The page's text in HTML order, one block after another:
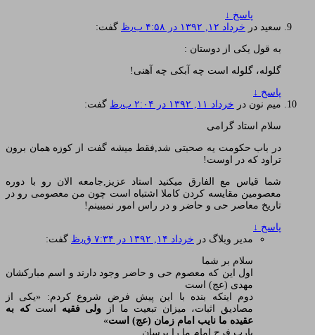
پاسخ ↓
سعید در خرداد ۱۲, ۱۳۹۲ در ۴:۵۸ ب٫ظ گفت:
به قول یکی از دوستان :
گلوله، گلوله است چه آبکی چه آهنی!
پاسخ ↓
میم نون در خرداد ۱۱, ۱۳۹۲ در ۲:۰۴ ب٫ظ گفت:
سلام استاد گرامی
در باب حکومت یه صحبتی شد,فقط میشه گفت از کوزه همان برون
تراود که در اوست!
شما قیاس مع الفارق میکنید استاد عزیز,جامعه الان رو با دوره
معصومین مقایسه کردن کاملا اشتباه است چون من معصومی رو در
تاریخ معاصر حی و حاضر و در راس امور نمیبینم!
پاسخ ↓
مدیر وبلاگ در خرداد ۱۴, ۱۳۹۲ در ۷:۳۴ ق٫ظ گفت:
سلام بر شما
اول این که معصوم حی و حاضر وجود دارند و اسم مبارکشان
مهدی (عج) است
دوم اینکه بنده با این پیش فرض شروع کردم: «یکی از
مصادیق اثبات، میزان تبعیت ما از ولی فقیه استکه به
عقیده ما نایب امام زمان (عج) است»
یارب فرج امام ما را برسان